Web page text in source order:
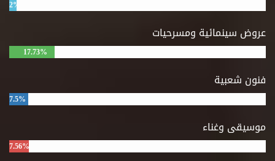
2%
عروض سينمائية ومسرحيات
17.73%
فنون شعبية
7.5%
موسيقى وغناء
7.56%